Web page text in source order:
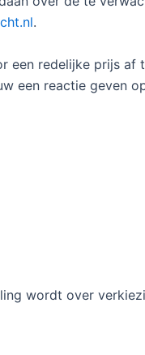
.
een redelijke prijs af
een reactie geven
wordt over